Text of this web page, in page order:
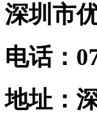
深圳市
电话：
地址：